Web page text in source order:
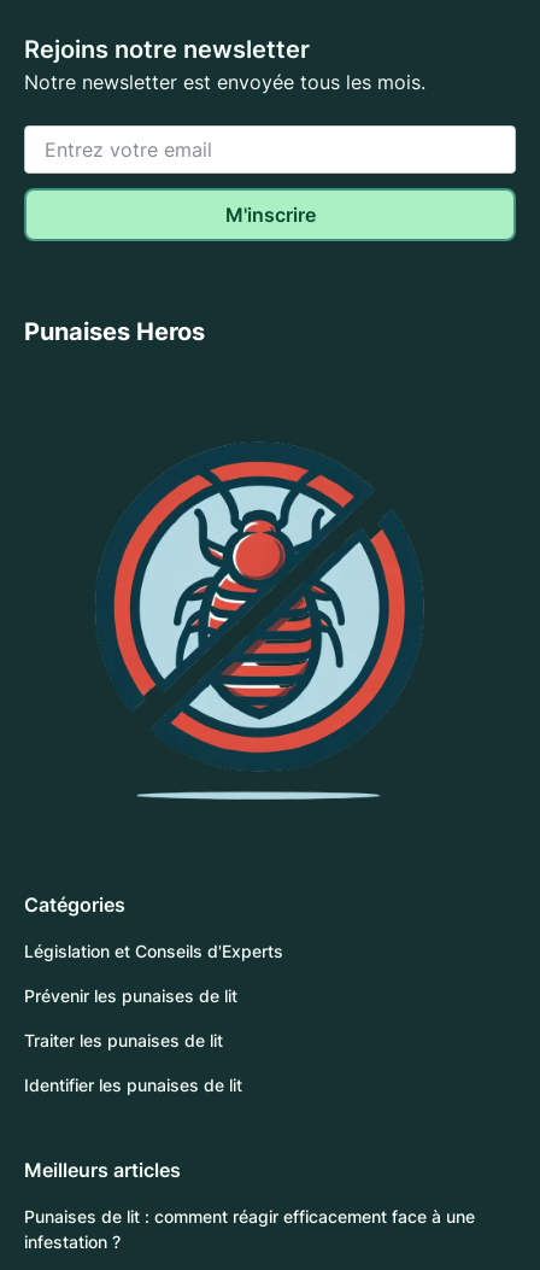
Rejoins notre newsletter
Notre newsletter est envoyée tous les mois.
Punaises Heros
Catégories
Législation et Conseils d'Experts
Prévenir les punaises de lit
Traiter les punaises de lit
Identifier les punaises de lit
Meilleurs articles
Punaises de lit : comment réagir efficacement face à une
infestation ?